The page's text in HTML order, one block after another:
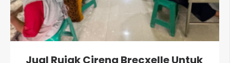
Jual Rujak Cireng Brecxelle Untuk